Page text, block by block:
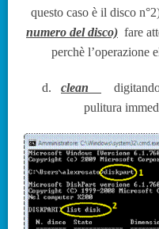
questo caso è il disco
numero del disco) fare
perchè l’operazione
d. clean
pulitura